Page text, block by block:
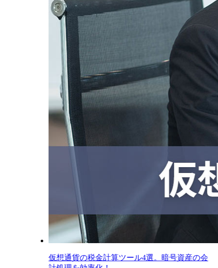
仮想通貨の税金計算ツール4選。暗号資産の会